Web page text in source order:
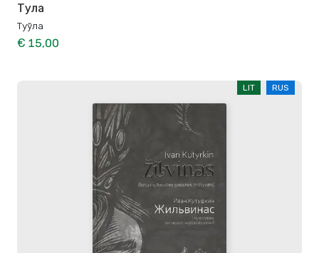
Тула
Туўла
€ 15,00
LIT RUS